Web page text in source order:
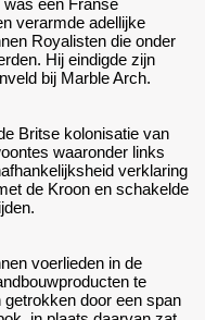
was een Franse
verarmde adellijke
Royalisten die onder
Hij eindigde zijn
bij Marble Arch.
Britse kolonisatie van
waaronder links
verklaring
de Kroon en schakelde
voerlieden in de
te
door een span